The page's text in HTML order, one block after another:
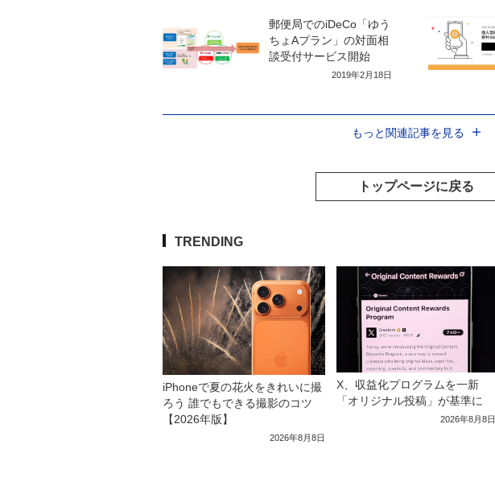
郵便局でのiDeCo「ゆう
ちょAプラン」の対面相
談受付サービス開始
2019年2月18日
もっと関連記事を見る
トップページに戻る
TRENDING
iPhoneで夏の花火をきれいに撮
ろう 誰でもできる撮影のコツ
【2026年版】
2026年8月8日
X、収益化プログラムを一新
「オリジナル投稿」が基準に
2026年8月8日